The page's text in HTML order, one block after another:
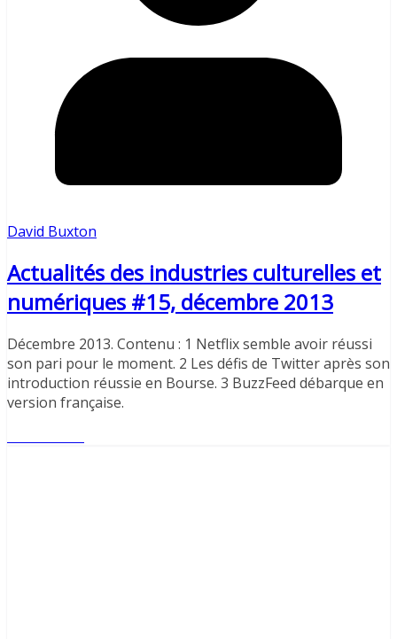
David Buxton
Actualités des industries culturelles et
numériques #15, décembre 2013
Décembre 2013. Contenu : 1 Netflix semble avoir réussi
son pari pour le moment. 2 Les défis de Twitter après son
introduction réussie en Bourse. 3 BuzzFeed débarque en
version française.